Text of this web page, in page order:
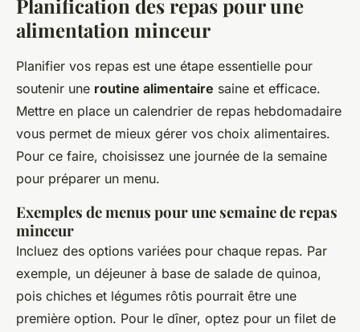
Planification des repas pour une
alimentation minceur
Planifier vos repas est une étape essentielle pour
soutenir une routine alimentaire saine et efficace.
Mettre en place un calendrier de repas hebdomadaire
vous permet de mieux gérer vos choix alimentaires.
Pour ce faire, choisissez une journée de la semaine
pour préparer un menu.
Exemples de menus pour une semaine de repas
minceur
Incluez des options variées pour chaque repas. Par
exemple, un déjeuner à base de salade de quinoa,
pois chiches et légumes rôtis pourrait être une
première option. Pour le dîner, optez pour un filet de